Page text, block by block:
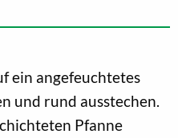
ein angefeuchtetes
und rund ausstechen.
Pfanne